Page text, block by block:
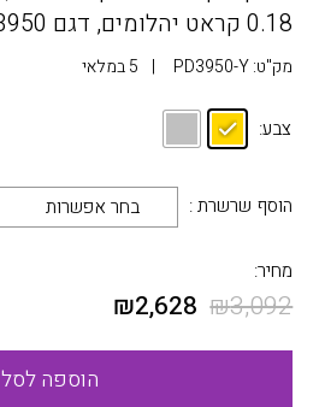
0.18 קראט יהלומים, דגם PD3950
מק"ט:PD3950-Y
| 5 במלאי
צבע:
הוסף שרשרת : בחר אפשרות
מחיר:
₪3,092
₪2,628
הוספה לסל